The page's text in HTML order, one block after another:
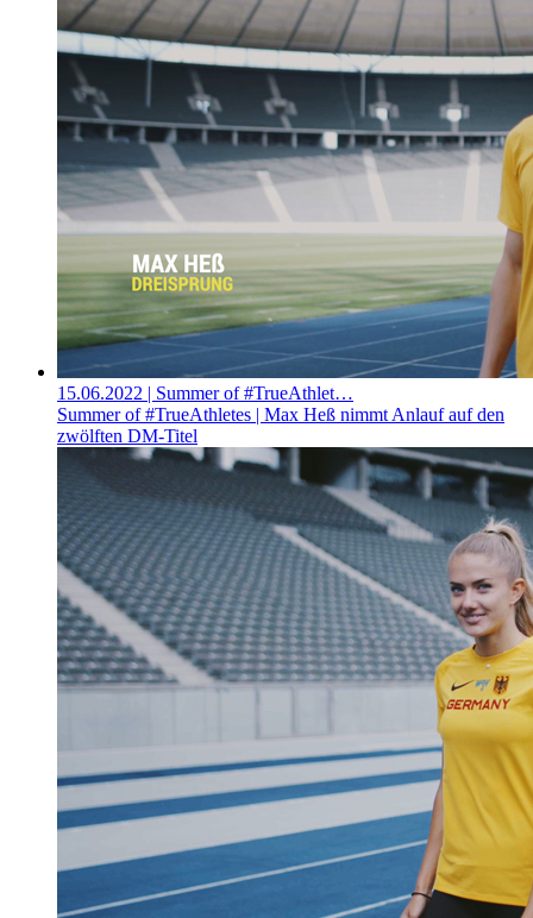
15.06.2022 | Summer of #TrueAthlet…
Summer of #TrueAthletes | Max Heß nimmt Anlauf auf den
zwölften DM-Titel